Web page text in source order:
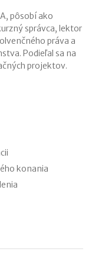
pôsobí ako
správca, lektor
práva a
Podieľal sa na
projektov.
konania
insolventnosti